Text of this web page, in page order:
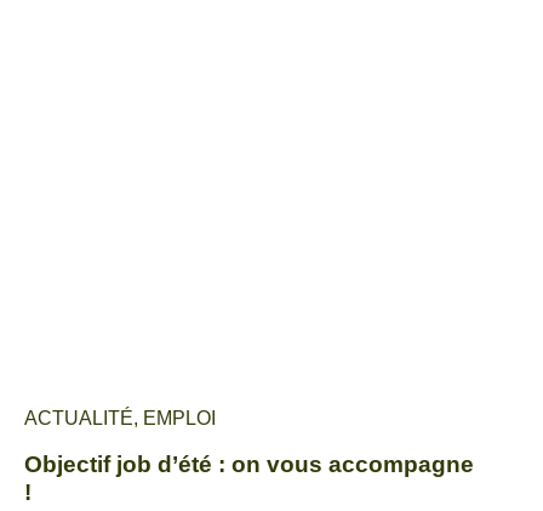
ACTUALITÉ, EMPLOI
Objectif job d’été : on vous accompagne
!